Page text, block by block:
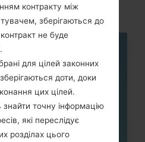
ТРАВ.
контракту між
зберігаються до
не буде
для цілей законних
доти, доки
цих цілей.
точну інформацію
які переслідує
розділах цього